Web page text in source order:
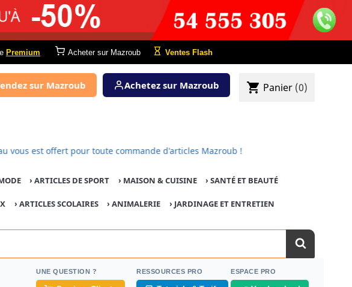
Premium Acheter sur Mazroub Ventes Flash
sur Mazroub Achetez sur Mazroub shopping_cart Panier (0)
vous est offert pour toute commande d'articles Mazroub !
›ARTICLES DE SPORT › MAISON & CUISINE › SANTÉ ET BEAUTÉ
› ARTICLES SCOLAIRES ›ANIMALERIE › JARDINAGE ET ENTRETIEN
UNE QUESTION ? RESSOURCES PRO ESPACE PRO